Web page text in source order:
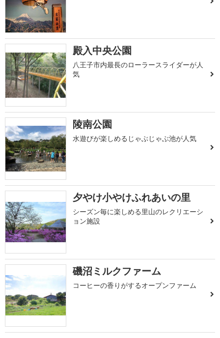
殿入中央公園
八王子市内最長のローラースライダーが人
気
陵南公園
水遊びが楽しめるじゃぶじゃぶ池が人気
夕やけ小やけふれあいの里
シーズン毎に楽しめる里山のレクリエーシ
ョン施設
磯沼ミルクファーム
コーヒーの香りがするオープンファーム